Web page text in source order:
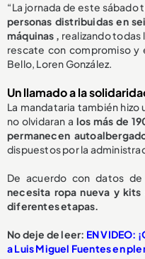
“La jornada de este
personas distribuidas en
máquinas , realizando todas
rescate con compromiso y
Bello, Loren González.
Un llamado a la
La mandataria también hizo
no olvidaran a los más de
permanecen
dispuestos por la
De acuerdo con datos
necesita ropa nueva y
diferentes etapas.
No deje de leer: EN VIDEO:
a Luis Miguel Fuentes en